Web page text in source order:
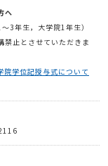
へ
3年生，大学院1年生）
禁止とさせていただきま
学位記授与式について